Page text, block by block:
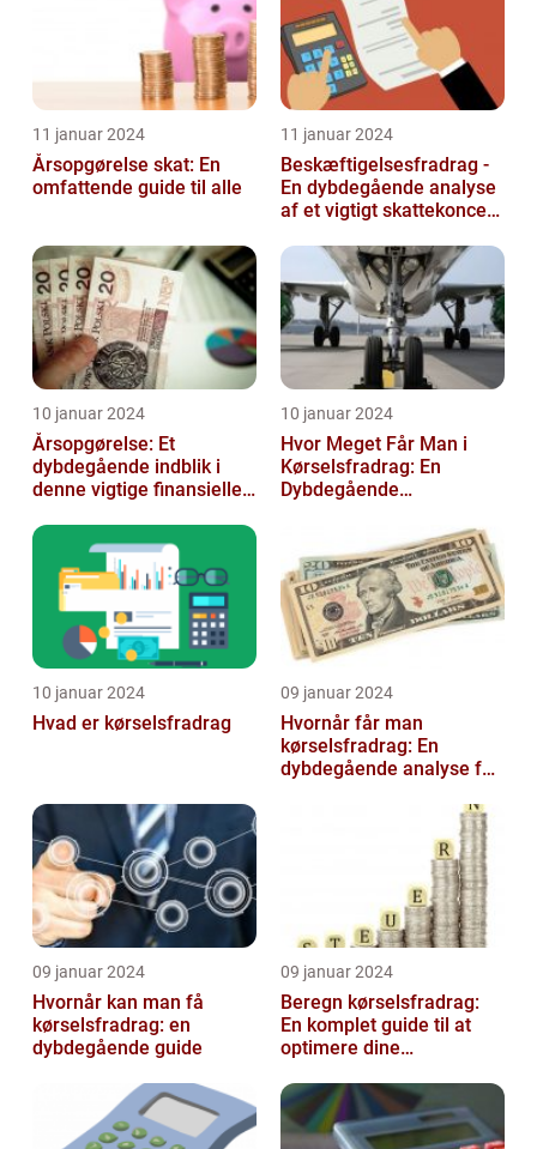
11 januar 2024
Årsopgørelse skat: En
omfattende guide til alle
11 januar 2024
Beskæftigelsesfradrag -
En dybdegående analyse
af et vigtigt skattekoncept
10 januar 2024
Årsopgørelse: Et
dybdegående indblik i
denne vigtige finansielle
10 januar 2024
Hvor Meget Får Man i
Kørselsfradrag: En
Dybdegående
10 januar 2024
Hvad er kørselsfradrag
09 januar 2024
Hvornår får man
kørselsfradrag: En
dybdegående analyse for
09 januar 2024
Hvornår kan man få
kørselsfradrag: en
dybdegående guide
09 januar 2024
Beregn kørselsfradrag:
En komplet guide til at
optimere dine